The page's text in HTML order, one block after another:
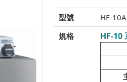
型號
HF-10A
規格
HF-10